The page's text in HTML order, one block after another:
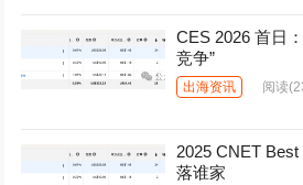
CES 2026 首日
竞争”
出海资讯 阅读
2025 CNET
落谁家